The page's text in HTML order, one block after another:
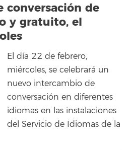
conversación de
y gratuito, el
El día 22 de febrero,
miércoles, se celebrará un
nuevo intercambio de
conversación en diferentes
idiomas en las instalaciones
del Servicio de Idiomas de la